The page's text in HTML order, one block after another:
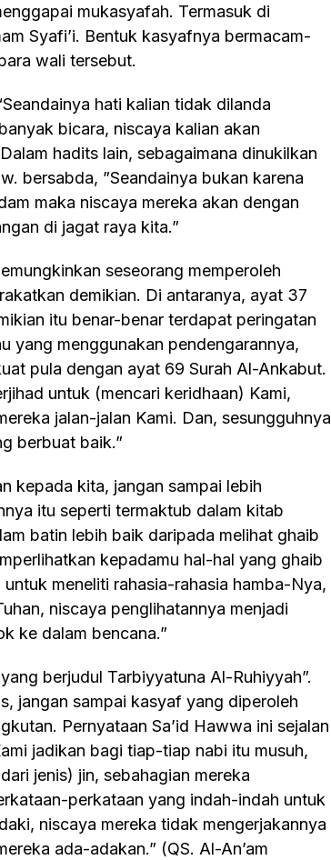
mukasyafah. Termasuk di
Syafi’i. Bentuk kasyafnya bermacam-
wali tersebut.
bicara, niscaya kalian akan
hadits lain, sebagaimana dinukilkan
bersabda, ”Seandainya bukan karena
maka niscaya mereka akan dengan
di jagat raya kita.”
demikian. Di antaranya, ayat 37
itu benar-benar terdapat peringatan
yang menggunakan pendengarannya,
pula dengan ayat 69 Surah Al-Ankabut.
untuk (mencari keridhaan) Kami,
jalan-jalan Kami. Dan, sesungguhnya
berbuat baik.”
itu seperti termaktub dalam kitab
batin lebih baik daripada melihat ghaib
kepadamu hal-hal yang ghaib
meneliti rahasia-rahasia hamba-Nya,
niscaya penglihatannya menjadi
ke dalam bencana.”
jangan sampai kasyaf yang diperoleh
Pernyataan Sa’id Hawwa ini sejalan
jadikan bagi tiap-tiap nabi itu musuh,
jenis) jin, sebahagian mereka
perkataan yang indah-indah untuk
niscaya mereka tidak mengerjakannya
ada-adakan.” (QS. Al-An’am